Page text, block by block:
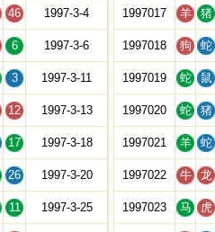
46 1997-3-4
6 1997-3-6
3 1997-3-11
12 1997-3-13
17 1997-3-18
26 1997-3-20
11 1997-3-25
1997017 羊 猪
1997018 狗 蛇
1997019 蛇 鼠
1997020 蛇 猪
1997021 羊 蛇
1997022 牛 龙
1997023 马 虎